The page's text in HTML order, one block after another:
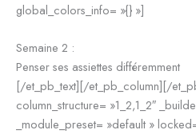
global_colors_info= »{} »]
Semaine 2 :
Penser ses assiettes différemment
[/et_pb_text][/et_pb_column][/
column_structure= »1_2,1_2″
_module_preset= »default »